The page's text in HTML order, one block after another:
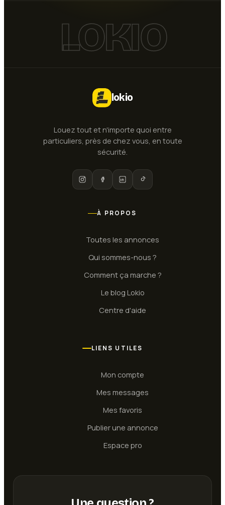
LOKIO
lokio
Louez tout et n'importe quoi entre
particuliers, près de chez vous, en toute
sécurité.
À PROPOS
Toutes les annonces
Qui sommes-nous ?
Comment ça marche ?
Le blog Lokio
Centre d'aide
LIENS UTILES
Mon compte
Mes messages
Mes favoris
Publier une annonce
Espace pro